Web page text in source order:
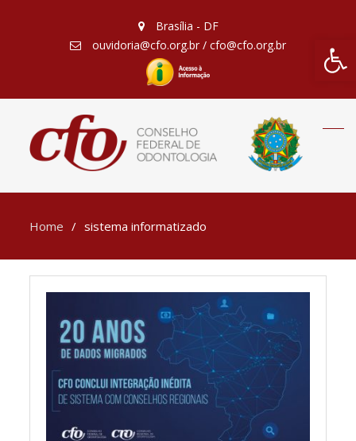
Barra
Brasília - DF
ouvidoria@cfo.org.br / cfo@cfo.org.br
Home sistema informatizado